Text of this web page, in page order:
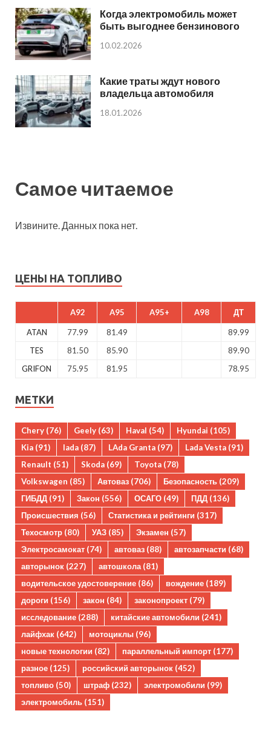
Когда электромобиль может
быть выгоднее бензинового
10.02.2026
Какие траты ждут нового
владельца автомобиля
18.01.2026
Самое читаемое
Извините. Данных пока нет.
ЦЕНЫ НА ТОПЛИВО
A92 A95 A95+ A98 ДТ
ATAN 77.99 81.49
89.99
TES
81.50 85.90
89.90
GRIFON
75.95 81.95 78.95
МЕТКИ
Chery (76) Geely (63) Haval (54) Hyundai (105)
Kia (91) lada (87) LAda Granta (97) Lada Vesta (91)
Renault (51) Skoda (69) Toyota (78)
Volkswagen (85) Автоваз (706) Безопасность (209)
ГИБДД (91) Закон (556) ОСАГО (49) ПДД (136)
Происшествия (56) Статистика и рейтинги (317)
Техосмотр (80) УАЗ (85) Экзамен (57)
Электросамокат (74) автоваз (88) автозапчасти (68)
авторынок (227) автошкола(81)
водительское удостоверение (86) вождение (189)
дороги (156) закон (84) законопроект (79)
исследование (288) китайские автомобили (241)
лайфхак (642) мотоциклы (96)
новые технологии (82) параллельный импорт (177)
разное (125) российский авторынок (452)
топливо (50) штраф (232) электромобили (99)
электромобиль (151)